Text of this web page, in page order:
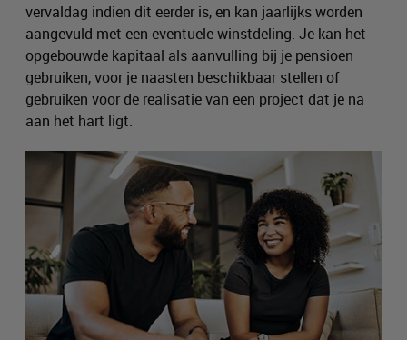
vervaldag indien dit eerder is, en kan jaarlijks worden
aangevuld met een eventuele winstdeling. Je kan het
opgebouwde kapitaal als aanvulling bij je pensioen
gebruiken, voor je naasten beschikbaar stellen of
gebruiken voor de realisatie van een project dat je na
aan het hart ligt.